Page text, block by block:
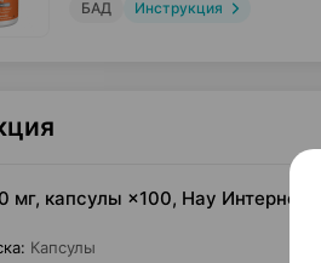
БАД Инструкция
мг, капсулы ×100, Нау
: Капсулы